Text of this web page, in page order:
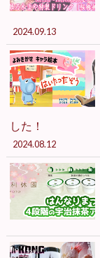
2024.09.13
した！
2024.08.12